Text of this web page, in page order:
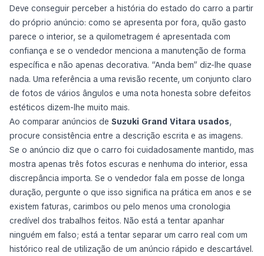
Deve conseguir perceber a história do estado do carro a partir
do próprio anúncio: como se apresenta por fora, quão gasto
parece o interior, se a quilometragem é apresentada com
confiança e se o vendedor menciona a manutenção de forma
específica e não apenas decorativa. “Anda bem” diz-lhe quase
nada. Uma referência a uma revisão recente, um conjunto claro
de fotos de vários ângulos e uma nota honesta sobre defeitos
estéticos dizem-lhe muito mais.
Ao comparar anúncios de Suzuki Grand Vitara usados,
procure consistência entre a descrição escrita e as imagens.
Se o anúncio diz que o carro foi cuidadosamente mantido, mas
mostra apenas três fotos escuras e nenhuma do interior, essa
discrepância importa. Se o vendedor fala em posse de longa
duração, pergunte o que isso significa na prática em anos e se
existem faturas, carimbos ou pelo menos uma cronologia
credível dos trabalhos feitos. Não está a tentar apanhar
ninguém em falso; está a tentar separar um carro real com um
histórico real de utilização de um anúncio rápido e descartável.